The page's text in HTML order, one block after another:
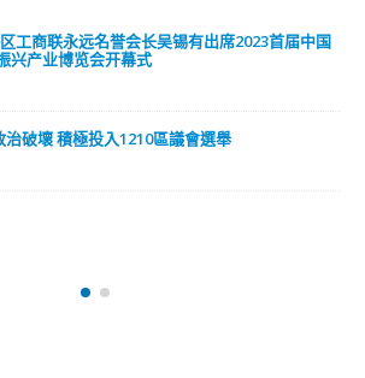
工商联永远名誉会长吴锡有出席2023首届中国
兴产业博览会开幕式
破壞 積極投入1210區議會選舉